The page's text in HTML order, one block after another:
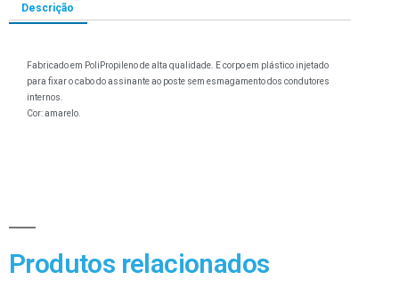
Descrição
Fabricado em PoliPropileno de alta qualidade. E corpo em plástico injetado
para fixar o cabo do assinante ao poste sem esmagamento dos condutores
internos.
Cor: amarelo.
Produtos relacionados